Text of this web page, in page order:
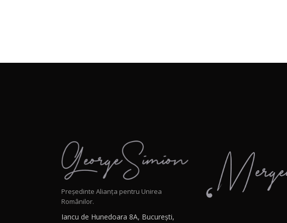
Președinte Alianța pentru Unirea
Românilor.
Iancu de Hunedoara 8A, București,